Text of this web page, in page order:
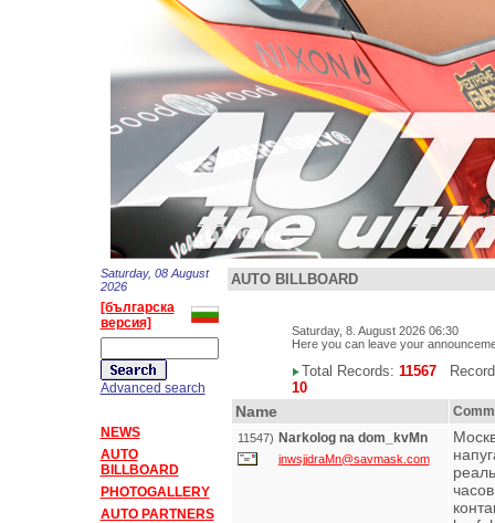
Saturday, 08 August
2026
[българска
версия]
Advanced search
NEWS
AUTO
BILLBOARD
PHOTOGALLERY
AUTO PARTNERS
AUTO BILLBOARD
Saturday, 8. August 2026 06:30
Here you can leave your
Total Records: 11567
10
Name
11547) Narkolog na dom_kvMn
jnwsjjdraMn@savmask.com